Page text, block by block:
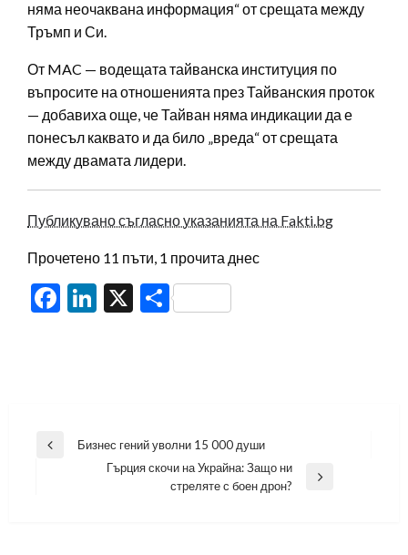
няма неочаквана информация“ от срещата между
Тръмп и Си.
От MAC — водещата тайванска институция по
въпросите на отношенията през Тайванския проток
— добавиха още, че Тайван няма индикации да е
понесъл каквато и да било „вреда“ от срещата
между двамата лидери.
Публикувано съгласно указанията на Fakti.bg
Прочетено 11 пъти, 1 прочита днес
Facebook
LinkedIn
X Share
Навигация
Previous
Бизнес гений уволни 15 000 души
Гърция скочи на Украйна: Защо ни
стреляте с боен дрон?